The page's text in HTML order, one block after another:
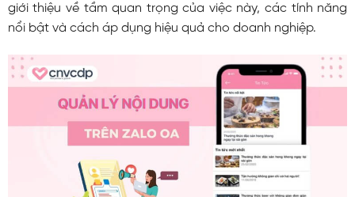
giới thiệu về tầm quan trọng của việc này, các tính năng
nổi bật và cách áp dụng hiệu quả cho doanh nghiệp.